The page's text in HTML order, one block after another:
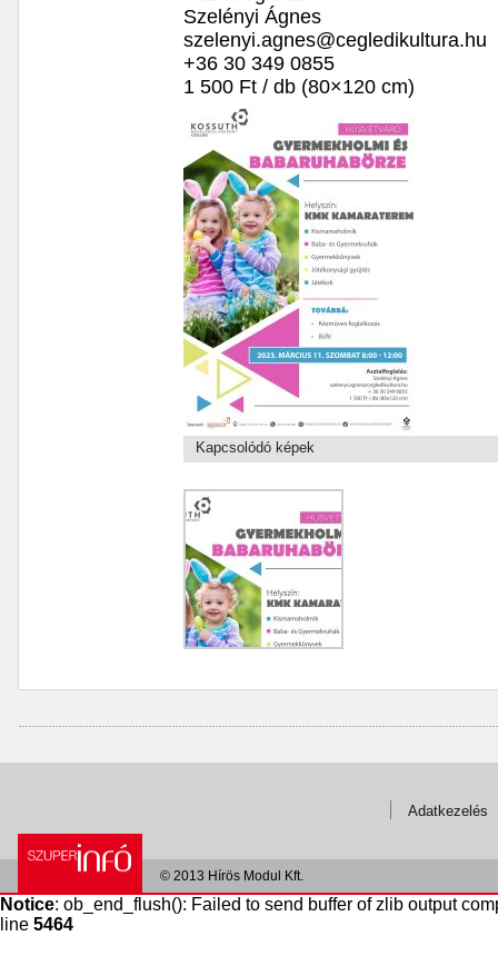
Szelényi Ágnes
szelenyi.agnes@cegledikultura.hu
+36 30 349 0855
1 500 Ft / db (80×120 cm)
Kapcsolódó képek
Adatkezelés
© 2013 Hírös Modul Kft.
Notice: ob_end_flush(): Failed to send buffer of zlib output
line 5464